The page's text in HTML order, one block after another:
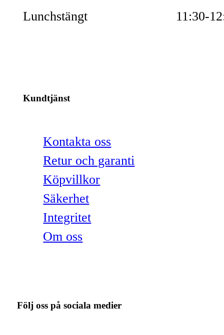
Lunchstängt 11:30-
Kundtjänst
Kontakta oss
Retur och garanti
Köpvillkor
Säkerhet
Integritet
Om oss
Följ oss på sociala medier